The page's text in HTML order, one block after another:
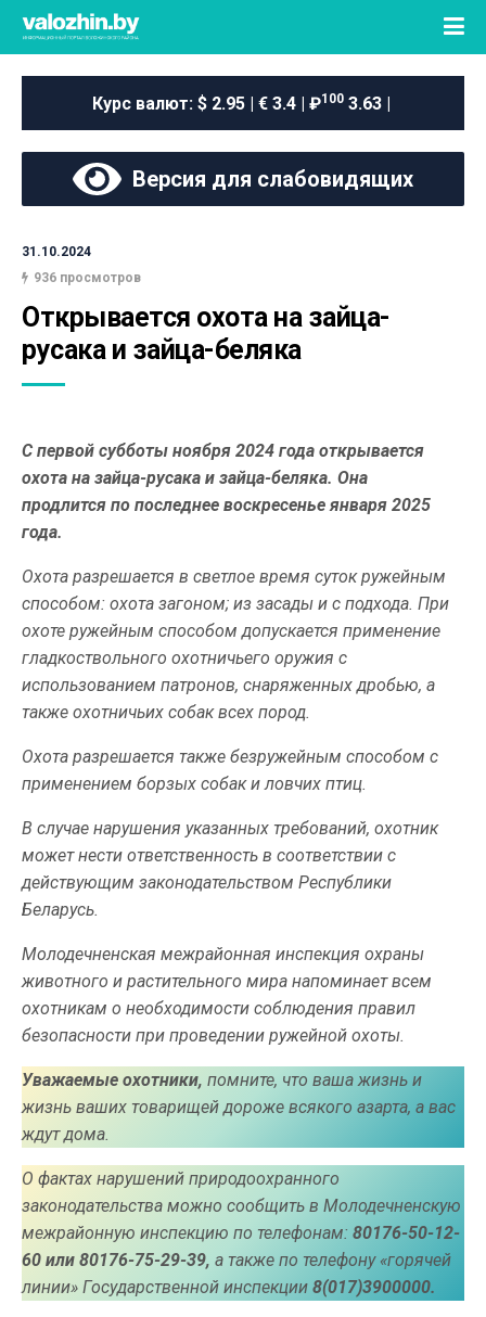
Курс валют: $ 2.95 | € 3.4 | ₽1003.63 |
Версия для слабовидящих
31.10.2024
936 просмотров
Открывается охота на зайца-
русака и зайца-беляка
С первой субботы ноября 2024 года открывается
охота на зайца-русака и зайца-беляка. Она
продлится по последнее воскресенье января 2025
года.
Охота разрешается в светлое время суток ружейным
способом: охота загоном; из засады и с подхода. При
охоте ружейным способом допускается применение
гладкоствольного охотничьего оружия с
использованием патронов, снаряженных дробью, а
также охотничьих собак всех пород.
Охота разрешается также безружейным способом с
применением борзых собак и ловчих птиц.
В случае нарушения указанных требований, охотник
может нести ответственность в соответствии с
действующим законодательством Республики
Беларусь.
Молодечненская межрайонная инспекция охраны
животного и растительного мира напоминает всем
охотникам о необходимости соблюдения правил
безопасности при проведении ружейной охоты.
Уважаемые охотники, помните, что ваша жизнь и
жизнь ваших товарищей дороже всякого азарта, а вас
ждут дома.
О фактах нарушений природоохранного
законодательства можно сообщить в Молодечненскую
межрайонную инспекцию по телефонам: 80176-50-12-
60 или 80176-75-29-39, а также по телефону «горячей
линии» Государственной инспекции 8(017)3900000.